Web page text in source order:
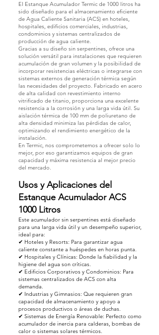
El Estanque Acumulador Termic de 1000 litros ha
sido diseñado para el almacenamiento eficiente
de Agua Caliente Sanitaria (ACS) en hoteles,
hospitales, edificios comerciales, industrias,
condominios y sistemas centralizados de
producción de agua caliente.
Gracias a su diseño sin serpentines, ofrece una
solución versátil para instalaciones que requieren
acumulación de gran volumen y la posibilidad de
incorporar resistencias eléctricas o integrarse con
sistemas externos de generación térmica según
las necesidades del proyecto. Fabricado en acero
de alta calidad con revestimiento interno
vitrificado de titanio, proporciona una excelente
resistencia a la corrosión y una larga vida útil. Su
aislación térmica de 100 mm de poliuretano de
alta densidad minimiza las pérdidas de calor,
optimizando el rendimiento energético de la
instalación.
En Termic, nos comprometemos a ofrecer solo lo
mejor, por eso garantizamos equipos de gran
capacidad y máxima resistencia al mejor precio
del mercado.
Usos y Aplicaciones del
Estanque Acumulador ACS
1000 Litros
Este acumulador sin serpentines está diseñado
para una larga vida útil y un desempeño superior,
ideal para:
✔ Hoteles y Resorts: Para garantizar agua
caliente constante a huéspedes en horas punta.
✔ Hospitales y Clínicas: Donde la fiabilidad y la
higiene del agua son críticas.
✔ Edificios Corporativos y Condominios: Para
sistemas centralizados de ACS con alta
demanda.
✔ Industrias y Gimnasios: Que requieren gran
capacidad de almacenamiento y apoyo a
procesos productivos o áreas de duchas.
✔ Sistemas de Energía Renovable: Perfecto como
acumulador de inercia para calderas, bombas de
calor o sistemas solares térmicos.